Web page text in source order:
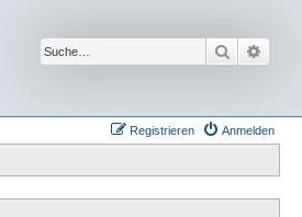
Suche
Anmelden
Registrieren